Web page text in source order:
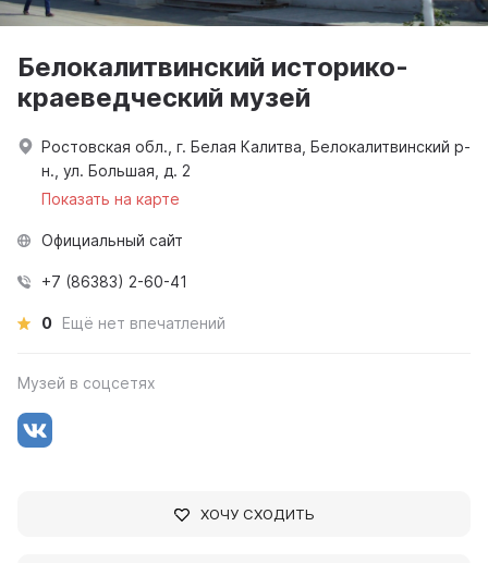
Белокалитвинский историко-
краеведческий музей
Ростовская обл., г. Белая Калитва, Белокалитвинский р-
н., ул. Большая, д. 2
Показать на карте
Официальный сайт
+7 (86383) 2-60-41
0 Ещё нет впечатлений
Музей в соцсетях
ХОЧУ СХОДИТЬ